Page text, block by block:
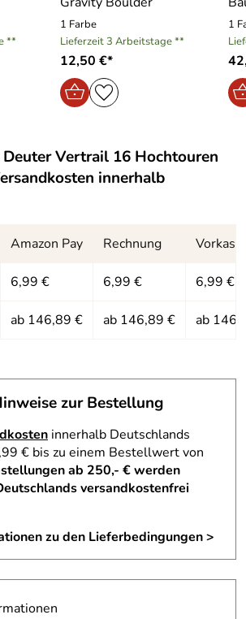
GmbH, Daimlerstraße 23, 86368
www.deuter.com
**
1 Farbe
Lieferzeit 3 Arbeitstage **
12,50 €*
1
Deuter Vertrail 16 Hochtouren
innerhalb
Amazon Pay Rechnung
6,99 € 6,99 € 6,99 €
ab 146,89 € ab 146,89 € ab
zur Bestellung
innerhalb Deutschlands
€ bis zu einem Bestellwert von
ab 250,- € werden
versandkostenfrei
zu den Lieferbedingungen >